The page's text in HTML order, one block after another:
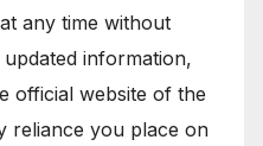
any time without
information,
official website of the
reliance you place on